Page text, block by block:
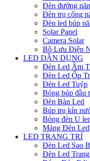
Đèn đường
Đèn trụ cổng
Đèn led búp
Solar Panel
Camera Solar
Bộ Lưu Điện
LED DÂN DỤNG
Đèn Led Âm
Đèn Led Ốp
Đèn Led Tuýp
Bóng búp đầu
Đèn Bàn Led
Búp trụ kín
Bóng đèn U
Máng Đèn Led
LED TRANG TRÍ
Đèn Led Sao
Đèn Led